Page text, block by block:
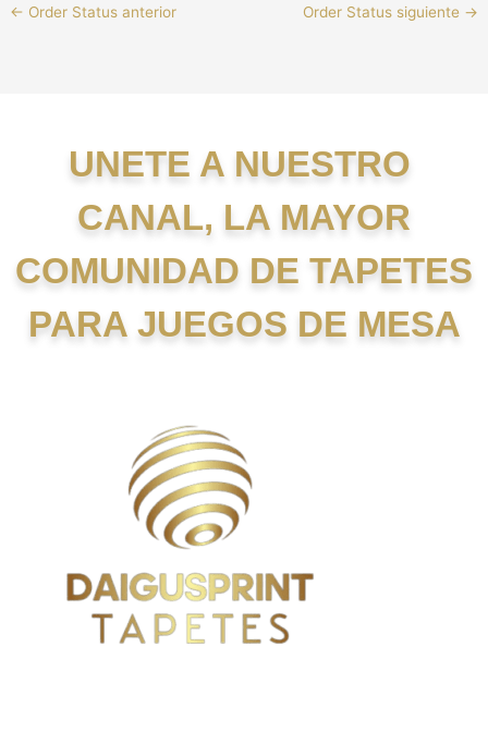
← Order Status anterior Order Status siguiente →
UNETE A NUESTRO
CANAL, LA MAYOR
COMUNIDAD DE TAPETES
PARA JUEGOS DE MESA